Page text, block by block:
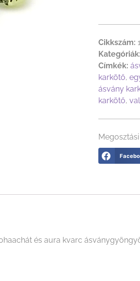
Cikkszám:
Kategóriák:
Címkék:
karkötő,
ásvány
karkötő,
és aura kvarc